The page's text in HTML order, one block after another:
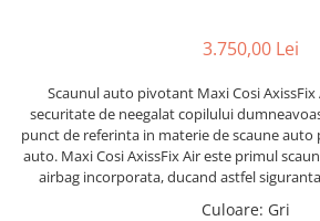
Dulap si cutii jucarii
Sac de dormit copii
Fotolii copii
Leagane & balansoare & sezlonguri
Scaune de biciclete copii
3.750,00 Lei
Scaunul auto pivotant Maxi Cosi
securitate de neegalat copilului
punct de referinta in materie de scaune
auto. Maxi Cosi AxissFix Air este primul
airbag incorporata, ducand astfel
Culoare: Gri